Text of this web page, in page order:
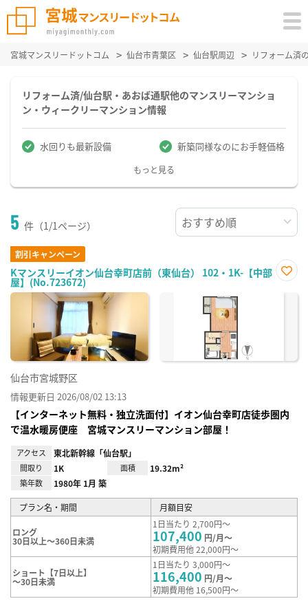
宮城マンスリードットコム 仙台市青葉区 仙台駅周辺 リフォーム済
リフォーム済/仙台駅・あおば通駅他のマンスリーマンショ
ン・ウィークリーマンション情報
水回りも最新設備 新築同様なのにお手軽価格
もっと見る
5 件（1/1ページ）
割引キャンペーン
Kマンスリーイオン仙台幸町店前（東仙台） 102・1K-【中部
屋】(No.723672)
に入
仙台市宮城野区
情報更新日 2026/08/02 13:13
【インターネット無料・独立洗面付】イオン仙台幸町店徒歩圏内
で温水暖房便座 宮城マンスリーマンション部屋！
アクセス 東北新幹線「仙台駅」
間取り 1K 面積 19.32m²
築年数 1980年 1月 築
プラン名・期間 月額目安
ロング
30日以上～360日未満
1日当たり 2,700円～
107,400 円/月～
初期費用他 22,000円～
ショート【7日以上】
～30日未満
1日当たり 3,000円～
116,400 円/月～
初期費用他 16,500円～